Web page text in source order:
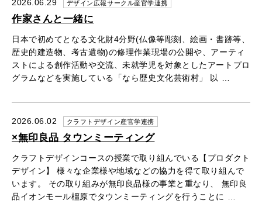
2026.06.29 デザイン広報サークル産官学連携
作家さんと一緒に
日本で初めてとなる文化財4分野(仏像等彫刻、絵画・書跡等、
歴史的建造物、考古遺物)の修理作業現場の公開や、アーティ
ストによる創作活動や交流、未就学児を対象としたアートプロ
グラムなどを実施している「なら歴史文化芸術村」 以 …
2026.06.02 クラフトデザイン産官学連携
×無印良品 タウンミーティング
クラフトデザインコースの授業で取り組んでいる【プロダクト
デザイン】 様々な企業様や地域などの協力を得て取り組んで
います。 その取り組みが無印良品様の事業と重なり、 無印良
品イオンモール橿原でタウンミーティングを行うことに …